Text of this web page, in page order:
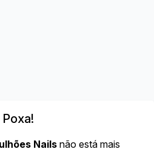
Poxa!
Nailsnão está mais